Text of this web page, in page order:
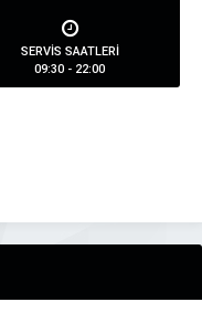
SERVİS SAATLERİ
09:30 - 22:00